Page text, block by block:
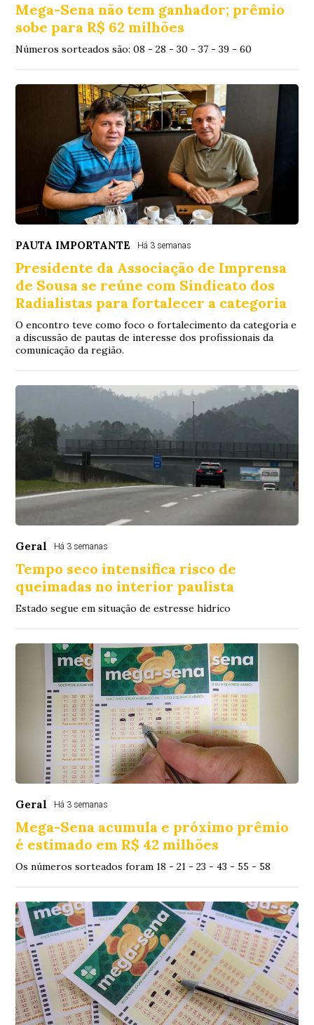
Mega-Sena não tem ganhador; prêmio
sobe para R$ 62 milhões
Números sorteados são: 08 - 28 - 30 - 37 - 39 - 60
PAUTA IMPORTANTE Há 3 semanas
Presidente da Associação de Imprensa
de Sousa se reúne com Sindicato dos
Radialistas para fortalecer a categoria
O encontro teve como foco o fortalecimento da categoria e
a discussão de pautas de interesse dos profissionais da
comunicação da região.
Geral Há 3 semanas
Tempo seco intensifica risco de
queimadas no interior paulista
Estado segue em situação de estresse hídrico
Geral Há 3 semanas
Mega-Sena acumula e próximo prêmio
é estimado em R$ 42 milhões
Os números sorteados foram 18 - 21 - 23 - 43 - 55 - 58